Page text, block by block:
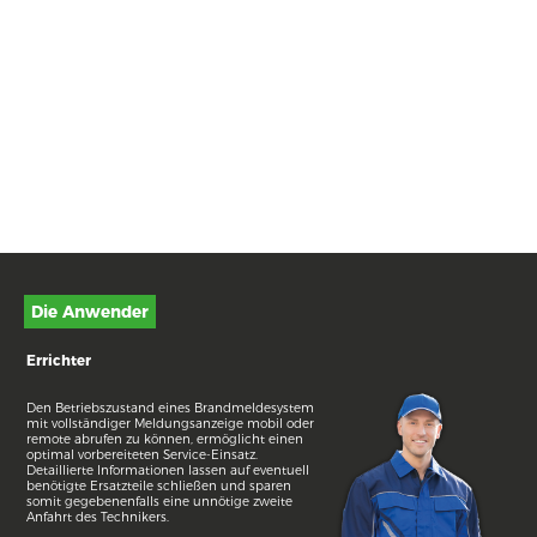
Die Anwender
Errichter
Den Betriebszustand eines Brandmeldesystem
mit vollständiger Meldungsanzeige mobil oder
remote abrufen zu können, ermöglicht einen
optimal vorbereiteten Service-Einsatz.
Detaillierte Informationen lassen auf eventuell
benötigte Ersatzteile schließen und sparen
somit gegebenenfalls eine unnötige zweite
Anfahrt des Technikers.